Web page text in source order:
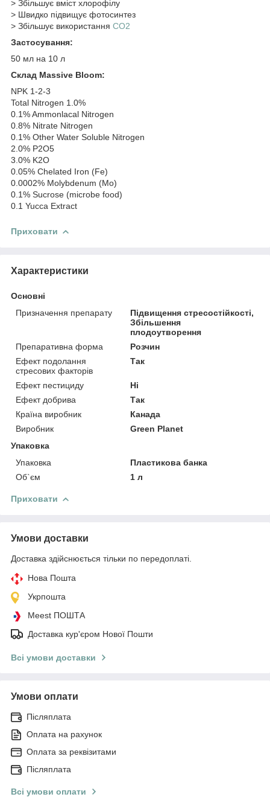
> Збільшує вміст хлорофілу
> Швидко підвищує фотосинтез
> Збільшує використання CO2
Застосування:
50 мл на 10 л
Склад Massive Bloom:
NPK 1-2-3
Total Nitrogen 1.0%
0.1% Ammonlacal Nitrogen
0.8% Nitrate Nitrogen
0.1% Other Water Soluble Nitrogen
2.0% P2O5
3.0% K2O
0.05% Chelated Iron (Fe)
0.0002% Molybdenum (Mo)
0.1% Sucrose (microbe food)
0.1 Yucca Extract
Приховати
Характеристики
Основні
Призначення препарату
Підвищення стресостійкості,
Збільшення
плодоутворення
Препаративна форма
Розчин
Ефект подолання
стресових факторів
Так
Ефект пестициду
Ні
Ефект добрива
Так
Країна виробник
Канада
Виробник
Green Planet
Упаковка
Упаковка
Пластикова банка
Об`єм
1 л
Приховати
Умови доставки
Доставка здійснюється тільки по передоплаті.
Нова Пошта
Укрпошта
Meest ПОШТА
Доставка кур'єром Нової Пошти
Всі умови доставки
Умови оплати
Післяплата
Оплата на рахунок
Оплата за реквізитами
Післяплата
Всі умови оплати